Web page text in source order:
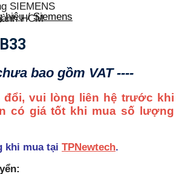
SIEMENS
HCM
hiệu / Siemens
bao gồm VAT ----
đổi, vui lòng liên hệ trước khi
có giá tốt khi mua số lượng
khi mua tại TPNewtech.